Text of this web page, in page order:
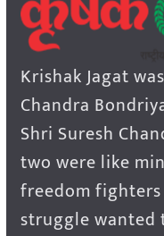
Krishak Jagat
Chandra
Shri Suresh
two were like
freedom
struggle